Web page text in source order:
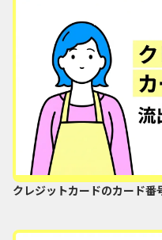
クレジットカードのカード